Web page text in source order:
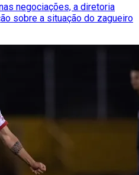
negociações, a diretoria
sobre a situação do zagueiro